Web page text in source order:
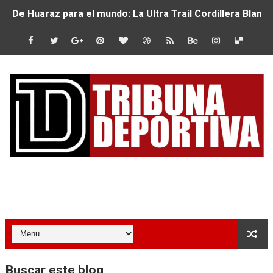
Radamel Falcao: “Espero seguir construyendo un
MARATÓN DE LIMA: EL CHEQUEO MÉDICO COMO LA
URUBAMBA CORONÓ A LOS ARGENTINOS
SANTÍSIMO DOWNHILL 2026: CICLISTAS DE TODO EL
Se inauguró el Campeonato Nacional Sub 15 de Vóley
MÁS DE 1100 CORREDORES HICIERON HISTORIA EN EL
Buscar este blog